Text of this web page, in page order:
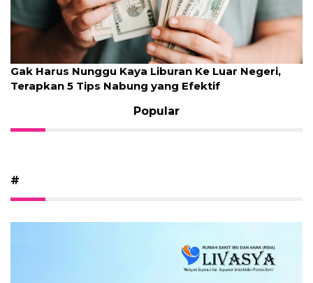
Gak Harus Nunggu Kaya Liburan Ke Luar Negeri,
Terapkan 5 Tips Nabung yang Efektif
Popular
#